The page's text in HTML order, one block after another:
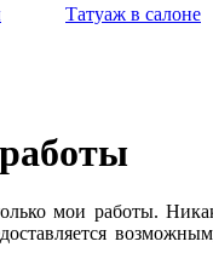
Татуаж в салоне
мои работы.
возможным,